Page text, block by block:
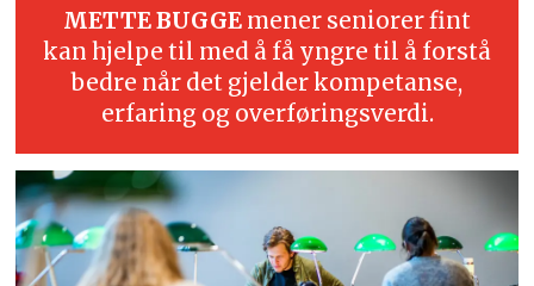
METTE BUGGE mener seniorer fint
kan hjelpe til med å få yngre til å forstå
bedre når det gjelder kompetanse,
erfaring og overføringsverdi.